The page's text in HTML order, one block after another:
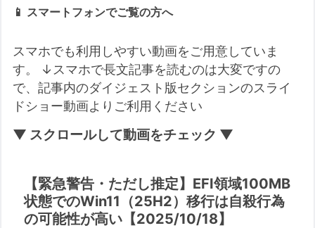
📱 スマートフォンでご覧の方へ
スマホでも利用しやすい動画をご用意していま
す。
↓スマホで長文記事を読むのは大変ですの
で、記事内のダイジェスト版セクションのスライ
ドショー動画よりご利用ください
▼ スクロールして動画をチェック ▼
【緊急警告・ただし推定】EFI領域100MB
状態でのWin11（25H2）移行は自殺行為
の可能性が高い【2025/10/18】